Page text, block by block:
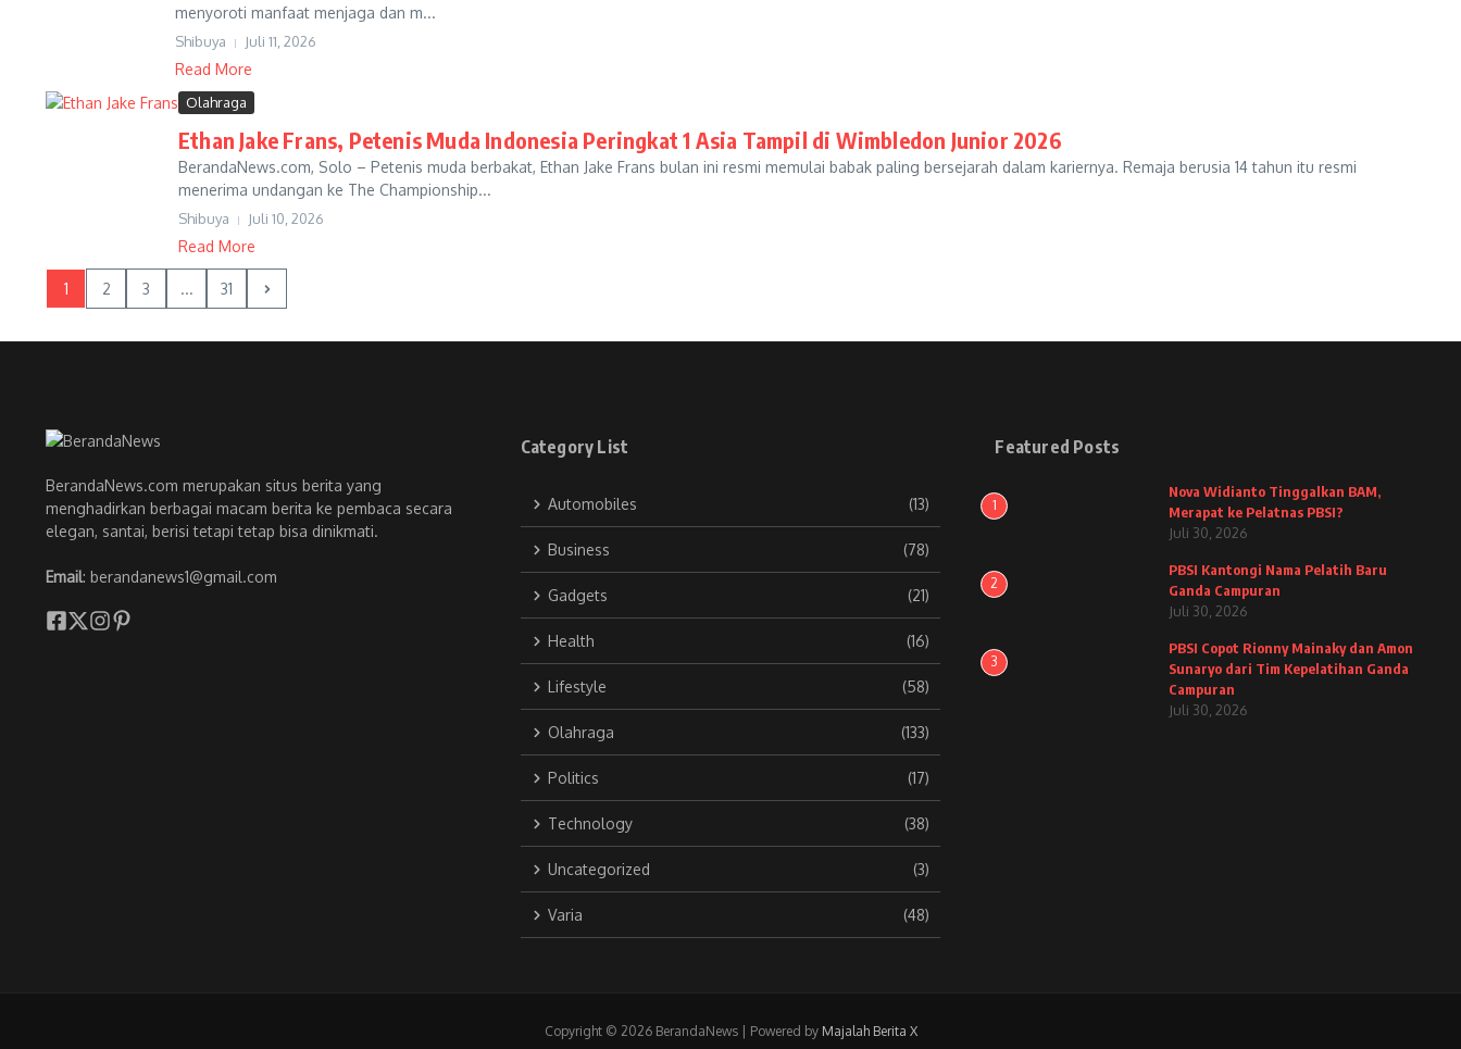
menyoroti manfaat menjaga dan m...
Shibuya Juli 11, 2026
Read More
Olahraga
Ethan Jake Frans, Petenis Muda Indonesia Peringkat 1 Asia Tampil di Wimbledon Junior 2026
BerandaNews.com, Solo – Petenis muda berbakat, Ethan Jake Frans bulan ini resmi memulai babak paling bersejarah dalam kariernya. Remaja berusia 14 tahun itu resmi
menerima undangan ke The Championship...
Shibuya Juli 10, 2026
Read More
1 2 3 ... 31
BerandaNews.com merupakan situs berita yang
menghadirkan berbagai macam berita ke pembaca secara
elegan, santai, berisi tetapi tetap bisa dinikmati.
Email: berandanews1@gmail.com
Category List
Automobiles (13)
Business (78)
Gadgets (21)
Health (16)
Lifestyle (58)
Olahraga (133)
Politics (17)
Technology (38)
Uncategorized (3)
Varia (48)
Featured Posts
1
Nova Widianto Tinggalkan BAM,
Merapat ke Pelatnas PBSI?
Juli 30, 2026
2
PBSI Kantongi Nama Pelatih Baru
Ganda Campuran
Juli 30, 2026
3
PBSI Copot Rionny Mainaky dan Amon
Sunaryo dari Tim Kepelatihan Ganda
Campuran
Juli 30, 2026
Copyright © 2026 BerandaNews | Powered by Majalah Berita X